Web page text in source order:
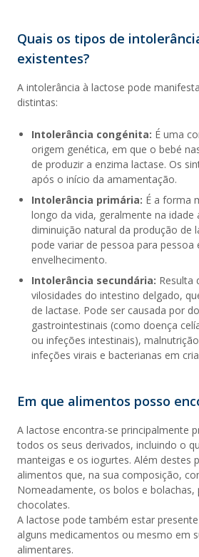
Quais os tipos de
existentes?
A intolerância à lactose pode
distintas:
Intolerância congénita: É uma
origem genética, em que o bebé
de produzir a enzima lactase. Os
após o início da amamentação.
Intolerância primária: É a forma
longo da vida, geralmente na idade
diminuição natural da produção de
pode variar de pessoa para pessoa
envelhecimento.
Intolerância secundária: Resulta
vilosidades do intestino delgado,
de lactase. Pode ser causada por
gastrointestinais (como doença
ou infeções intestinais),
infeções virais e bacterianas em
Em que alimentos posso
A lactose encontra-se principalmente
todos os seus derivados, incluindo o
manteigas e os iogurtes. Além destes
alimentos que, na sua composição,
Nomeadamente, os bolos e bolachas,
chocolates.
A lactose pode também estar
alguns medicamentos ou mesmo em
alimentares.